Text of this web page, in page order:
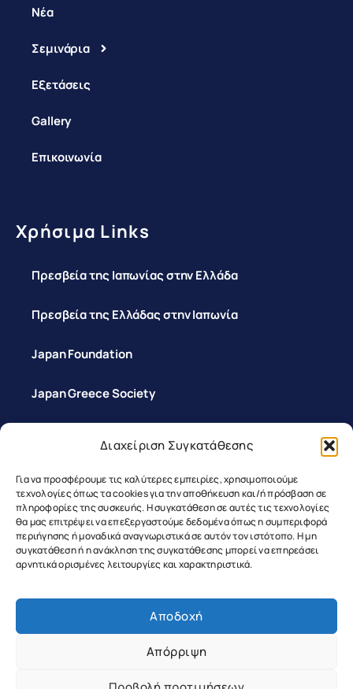
Διαχείριση Συγκατάθεσης
Για να προσφέρουμε τις καλύτερες εμπειρίες, χρησιμοποιούμε
τεχνολογίες όπως τα cookies για την αποθήκευση και/ή πρόσβαση σε
πληροφορίες της συσκευής. Η συγκατάθεση σε αυτές τις τεχνολογίες
θα μας επιτρέψει να επεξεργαστούμε δεδομένα όπως η συμπεριφορά
περιήγησης ή μοναδικά αναγνωριστικά σε αυτόν τον ιστότοπο. Η μη
συγκατάθεση ή η ανάκληση της συγκατάθεσης μπορεί να επηρεάσει
αρνητικά ορισμένες λειτουργίες και χαρακτηριστικά.
Αποδοχή
Απόρριψη
Νέα
Σεμινάρια
Εξετάσεις
Gallery
Επικοινωνία
Χρήσιμα Links
Πρεσβεία της Ιαπωνίας στην Ελλάδα
Πρεσβεία της Ελλάδας στην Ιαπωνία
Japan Foundation
Japan Greece Society
Επικοινωνία
Copyright ©2026 Greek Japanese
Association | All Rights Reserved